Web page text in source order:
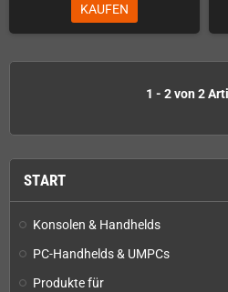
START
Konsolen & Handhelds
PC-Handhelds & UMPCs
Produkte für
KAUFEN
1 - 2 von 2